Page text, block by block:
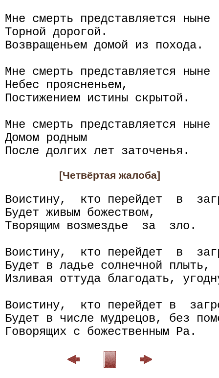
Мне смерть представляется ныне
Торной дорогой.
Возвращеньем домой из похода.
Мне смерть представляется ныне
Небес проясненьем,
Постижением истины скрытой.
Мне смерть представляется ныне
Домом родным
[Четвёртая жалоба]
Воистину,  кто перейдет  в
Будет живым божеством,
Творящим возмездье  за  зло.
Воистину,  кто перейдет  в
Будет в ладье солнечной плыть,
Изливая оттуда благодать,
Воистину,  кто перейдет в
Будет в числе мудрецов, без